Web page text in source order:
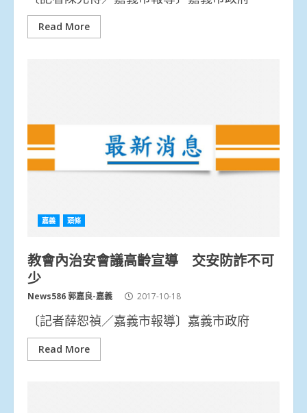
Read More
嘉義 頭條
教會內治安會議高齡宣導 交安防詐不可
少
News586 郭嘉良-嘉義 2017-10-18
〔記者薛恕禎／嘉義市報導〕嘉義市政府
Read More